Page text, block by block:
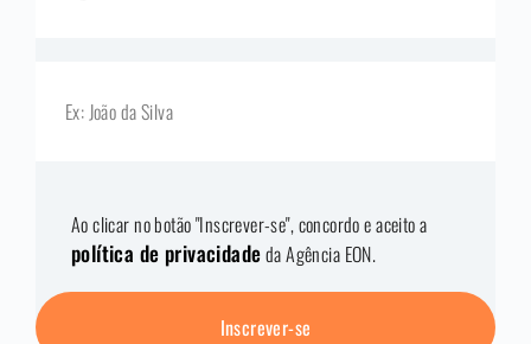
Ao clicar no botão "Inscrever-se", concordo e aceito a
política de privacidadeda Agência EON.
Inscrever-se